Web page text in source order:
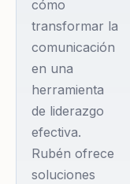
ha trabajado
USA, Argentina,
Panamá y España,
brindando su
experiencia y
aprendizaje en
cómo
transformar la
comunicación
en una
herramienta
de liderazgo
efectiva.
Rubén ofrece
soluciones